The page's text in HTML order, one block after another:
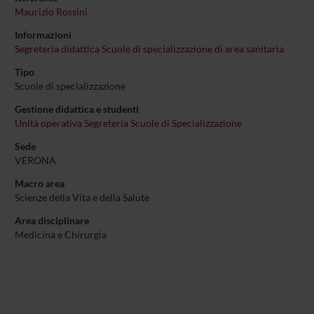
Maurizio Rossini
Informazioni
Segreteria didattica Scuole di specializzazione di area sanitaria
Tipo
Scuole di specializzazione
Gestione didattica e studenti
Unità operativa Segreteria Scuole di Specializzazione
Sede
VERONA
Macro area
Scienze della Vita e della Salute
Area disciplinare
Medicina e Chirurgia